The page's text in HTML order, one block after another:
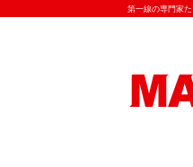
第一線の専門家